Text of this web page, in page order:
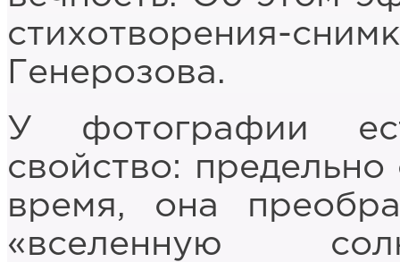
стихотворения-
Генерозова.
У фотографии
свойство:
время, она
«вселенную